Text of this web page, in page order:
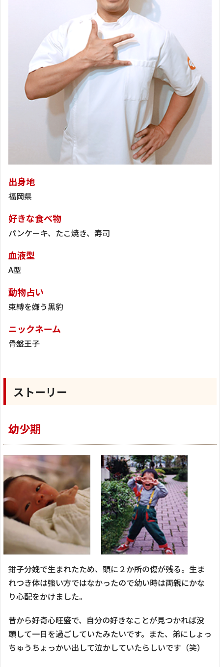
出身地
福岡県
好きな食べ物
パンケーキ、たこ焼き、寿司
血液型
A型
動物占い
束縛を嫌う黒豹
ニックネーム
骨盤王子
ストーリー
幼少期
鉗子分娩で生まれたため、頭に２か所の傷が残る。生ま
れつき体は強い方ではなかったので幼い時は両親にかな
り心配をかけました。
昔から好奇心旺盛で、自分の好きなことが見つかれば没
頭して一日を過ごしていたみたいです。また、弟にしょっ
ちゅうちょっかい出して泣かしていたらしいです（笑）